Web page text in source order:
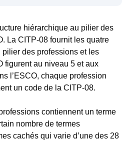
hiérarchique au pilier des
La CITP-08 fournit les quatre
des professions et les
figurent au niveau 5 et aux
l’ESCO, chaque profession
un code de la CITP-08.
contiennent un terme
nombre de termes
cachés qui varie d’une des 28